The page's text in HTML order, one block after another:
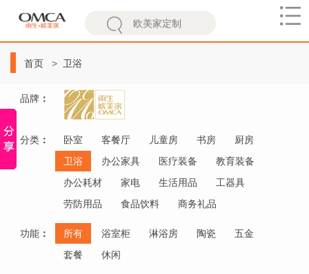
欧
首页 卫浴
品牌 ：
分类 ： 卧室 客餐厅 儿童房 书房
厨房
卫浴
办公家具 医疗装备
教育装备
办公耗材
家电 生活用品
工器具
劳防用品
食品饮料 商务礼品
功能 ： 所有 浴室柜 淋浴房 陶瓷
五金
套餐
休闲